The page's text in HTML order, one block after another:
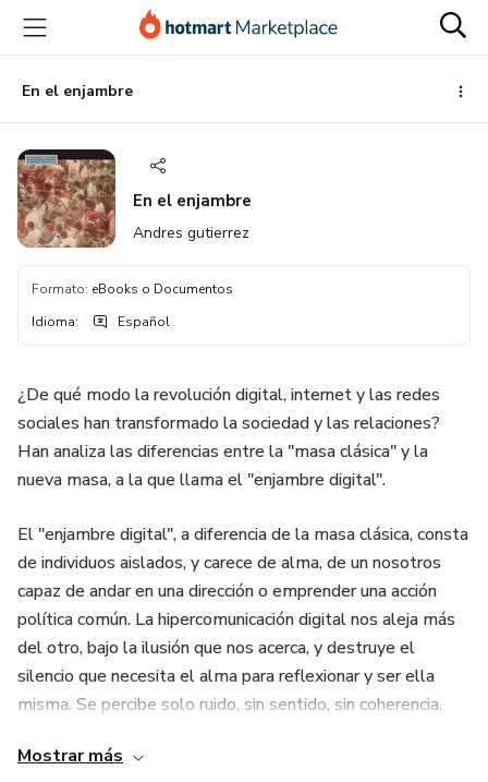
principal
página
de
página
En el enjambre
En el enjambre
Andres gutierrez
Formato: eBooks o Documentos
Idioma: Español
¿De qué modo la revolución digital, internet y las redes
sociales han transformado la sociedad y las relaciones?
Han analiza las diferencias entre la "masa clásica" y la
nueva masa, a la que llama el "enjambre digital".
El "enjambre digital", a diferencia de la masa clásica, consta
de individuos aislados, y carece de alma, de un nosotros
capaz de andar en una dirección o emprender una acción
política común. La hipercomunicación digital nos aleja más
del otro, bajo la ilusión que nos acerca, y destruye el
silencio que necesita el alma para reflexionar y ser ella
misma. Se percibe solo ruido, sin sentido, sin coherencia.
pudiera cuestionar el orden establecido, que adquiere así
Mostrar más